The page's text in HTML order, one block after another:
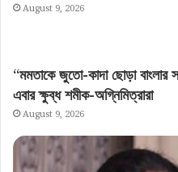
August 9, 2026
“মমতাকে জুতো-কাদা ছোড়া বাংলার
এবার ক্ষুব্ধ শমীক-অগ্নিমিত্রারা
August 9, 2026